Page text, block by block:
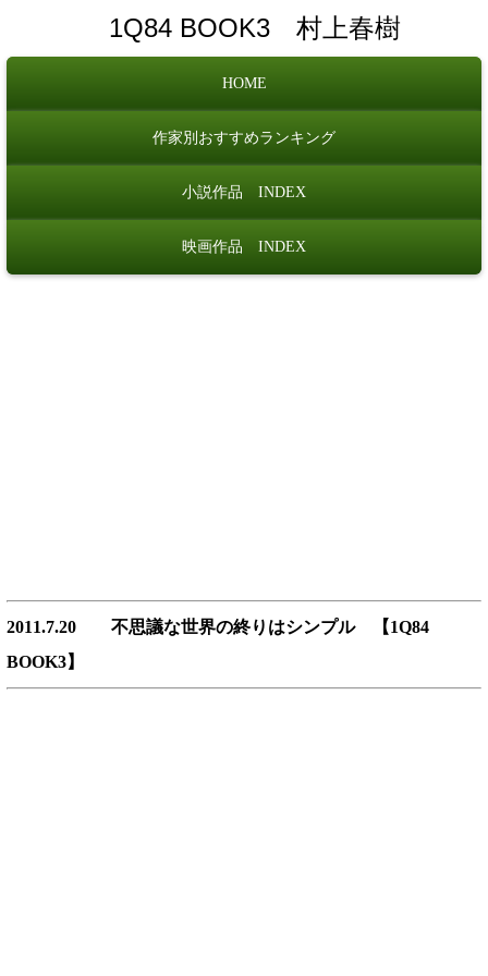
1Q84 BOOK3 村上春樹
HOME
作家別おすすめランキング
小説作品 INDEX
映画作品 INDEX
2011.7.20 不思議な世界の終りはシンプル 【1Q84
BOOK3】